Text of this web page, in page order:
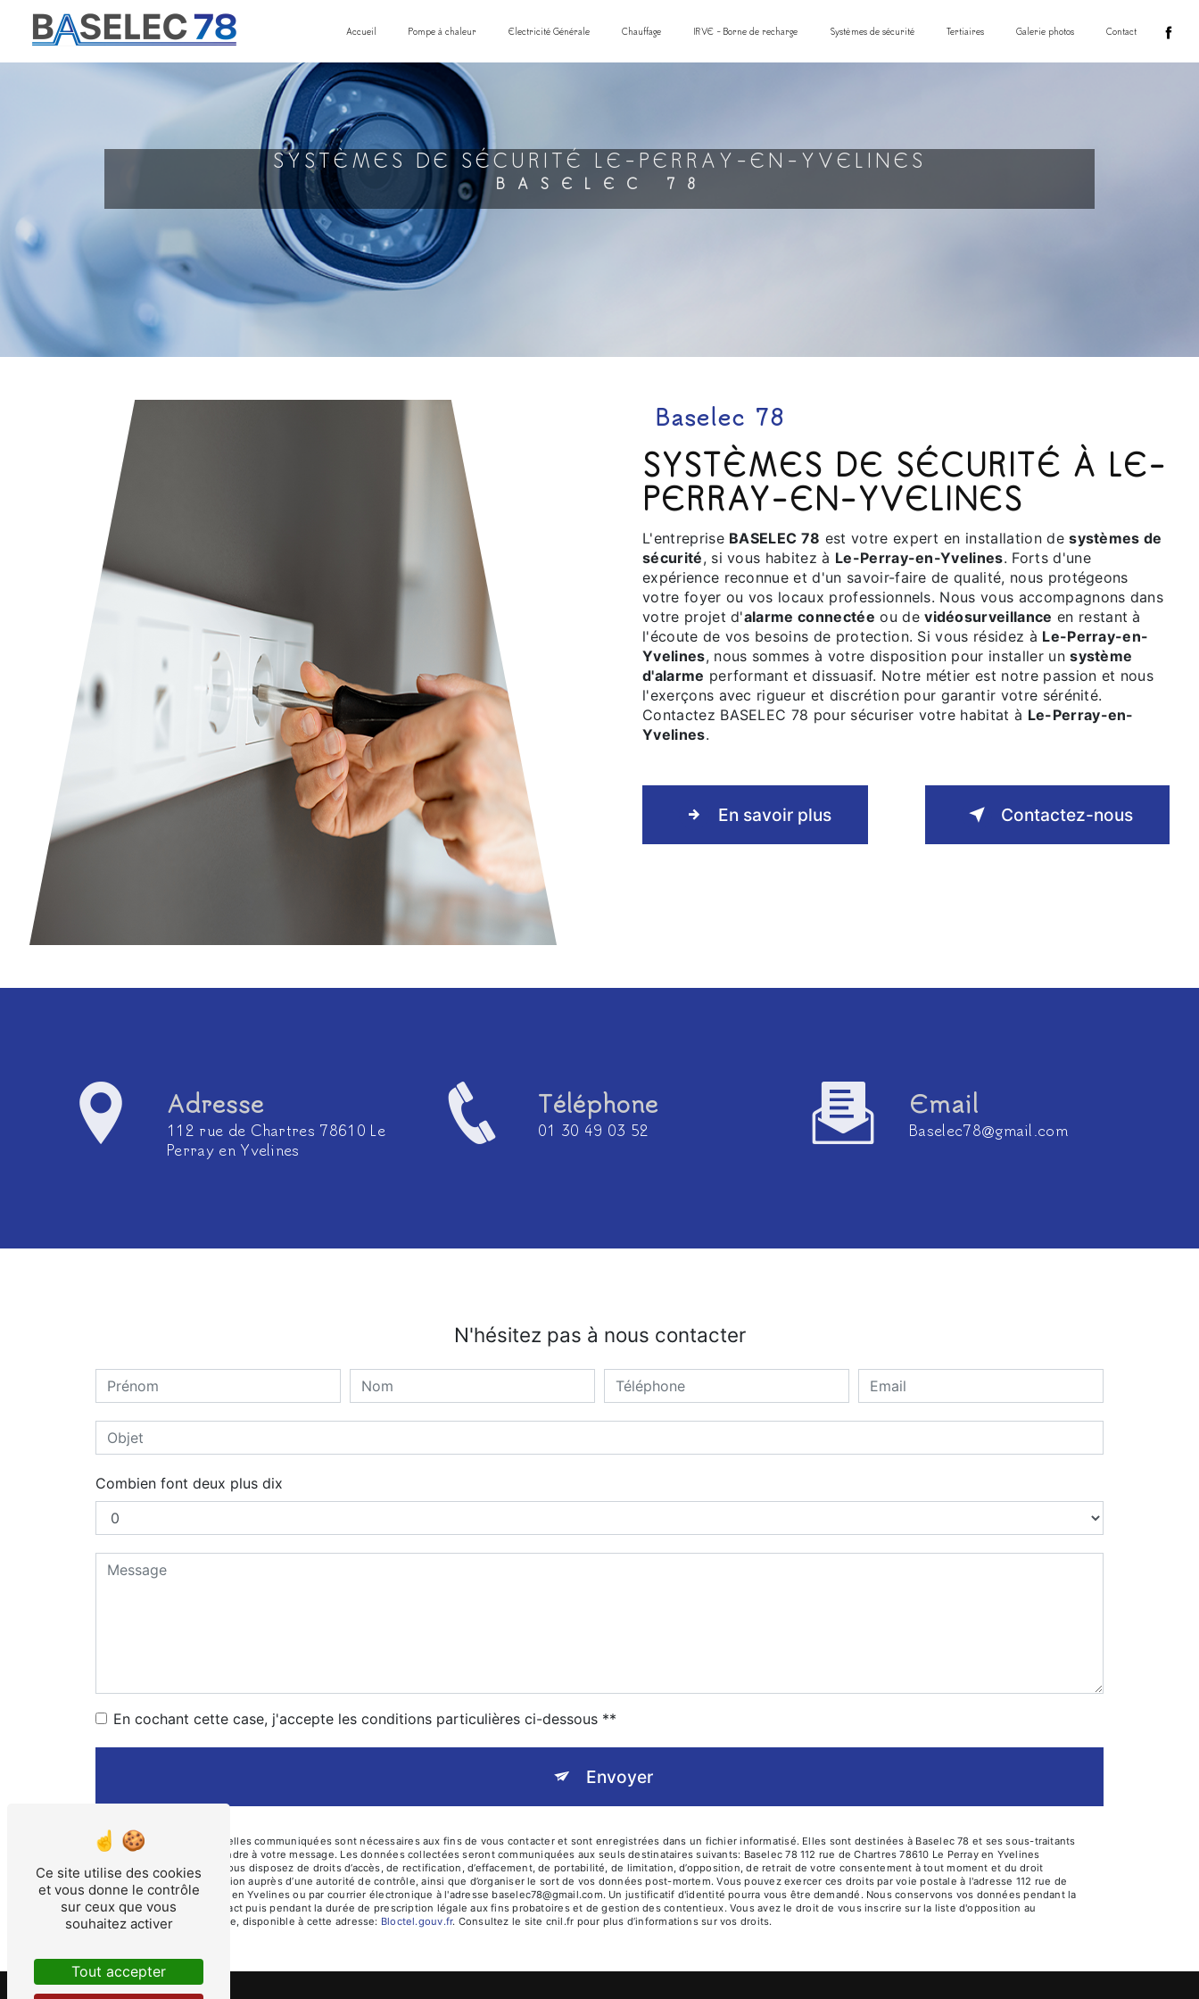
Accueil Pompe à chaleur Electricité Générale Chauffage IRVE - Borne de recharge Systèmes de sécurité Tertiaires Galerie photos Contact
SYSTÈMES DE SÉCURITÉ LE-PERRAY-EN-YVELINES
BASELEC 78
Baselec 78
SYSTÈMES DE SÉCURITÉ À LE-
PERRAY-EN-YVELINES
L'entreprise BASELEC 78 est votre expert en installation desystèmes de
sécurité, si vous habitez à Le-Perray-en-Yvelines. Forts d'une
expérience reconnue et d'un savoir-faire de qualité, nous protégeons
votre foyer ou vos locaux professionnels. Nous vous accompagnons dans
votre projet d'alarme connectée ou devidéosurveillance en restant à
l'écoute de vos besoins de protection. Si vous résidez à Le-Perray-en-
Yvelines, nous sommes à votre disposition pour installer unsystème
d'alarme performant et dissuasif. Notre métier est notre passion et nous
l'exerçons avec rigueur et discrétion pour garantir votre sérénité.
Contactez BASELEC 78 pour sécuriser votre habitat à Le-Perray-en-
Yvelines.
En savoir plus Contactez-nous
Adresse
112 rue de Chartres 78610 Le
Perray en Yvelines
Téléphone
01 30 49 03 52
Email
baselec78@gmail.com
N'hésitez pas à nous contacter
Combien font deux plus dix
En cochant cette case, j'accepte les conditions particulières ci-dessous **
Envoyer
** Les données personnelles communiquées sont nécessaires aux fins de vous contacter et sont enregistrées dans un fichier informatisé. Elles sont destinées à Baselec 78 et ses sous-traitants
dans le seul but de répondre à votre message. Les données collectées seront communiquées aux seuls destinataires suivants: Baselec 78 112 rue de Chartres 78610 Le Perray en Yvelines
baselec78@gmail.com. Vous disposez de droits d’accès, de rectification, d’effacement, de portabilité, de limitation, d’opposition, de retrait de votre consentement à tout moment et du droit
d’introduire une réclamation auprès d’une autorité de contrôle, ainsi que d’organiser le sort de vos données post-mortem. Vous pouvez exercer ces droits par voie postale à l'adresse 112 rue de
Chartres 78610 Le Perray en Yvelines ou par courrier électronique à l'adresse baselec78@gmail.com. Un justificatif d'identité pourra vous être demandé. Nous conservons vos données pendant la
période de prise de contact puis pendant la durée de prescription légale aux fins probatoires et de gestion des contentieux. Vous avez le droit de vous inscrire sur la liste d'opposition au
démarchage téléphonique, disponible à cette adresse:
Bloctel.gouv.fr. Consultez le site cnil.fr pour plus d’informations sur vos droits.
Panneau de gestion des cookies
Ce site utilise des cookies
et vous donne le contrôle
sur ceux que vous
souhaitez activer
Tout accepter